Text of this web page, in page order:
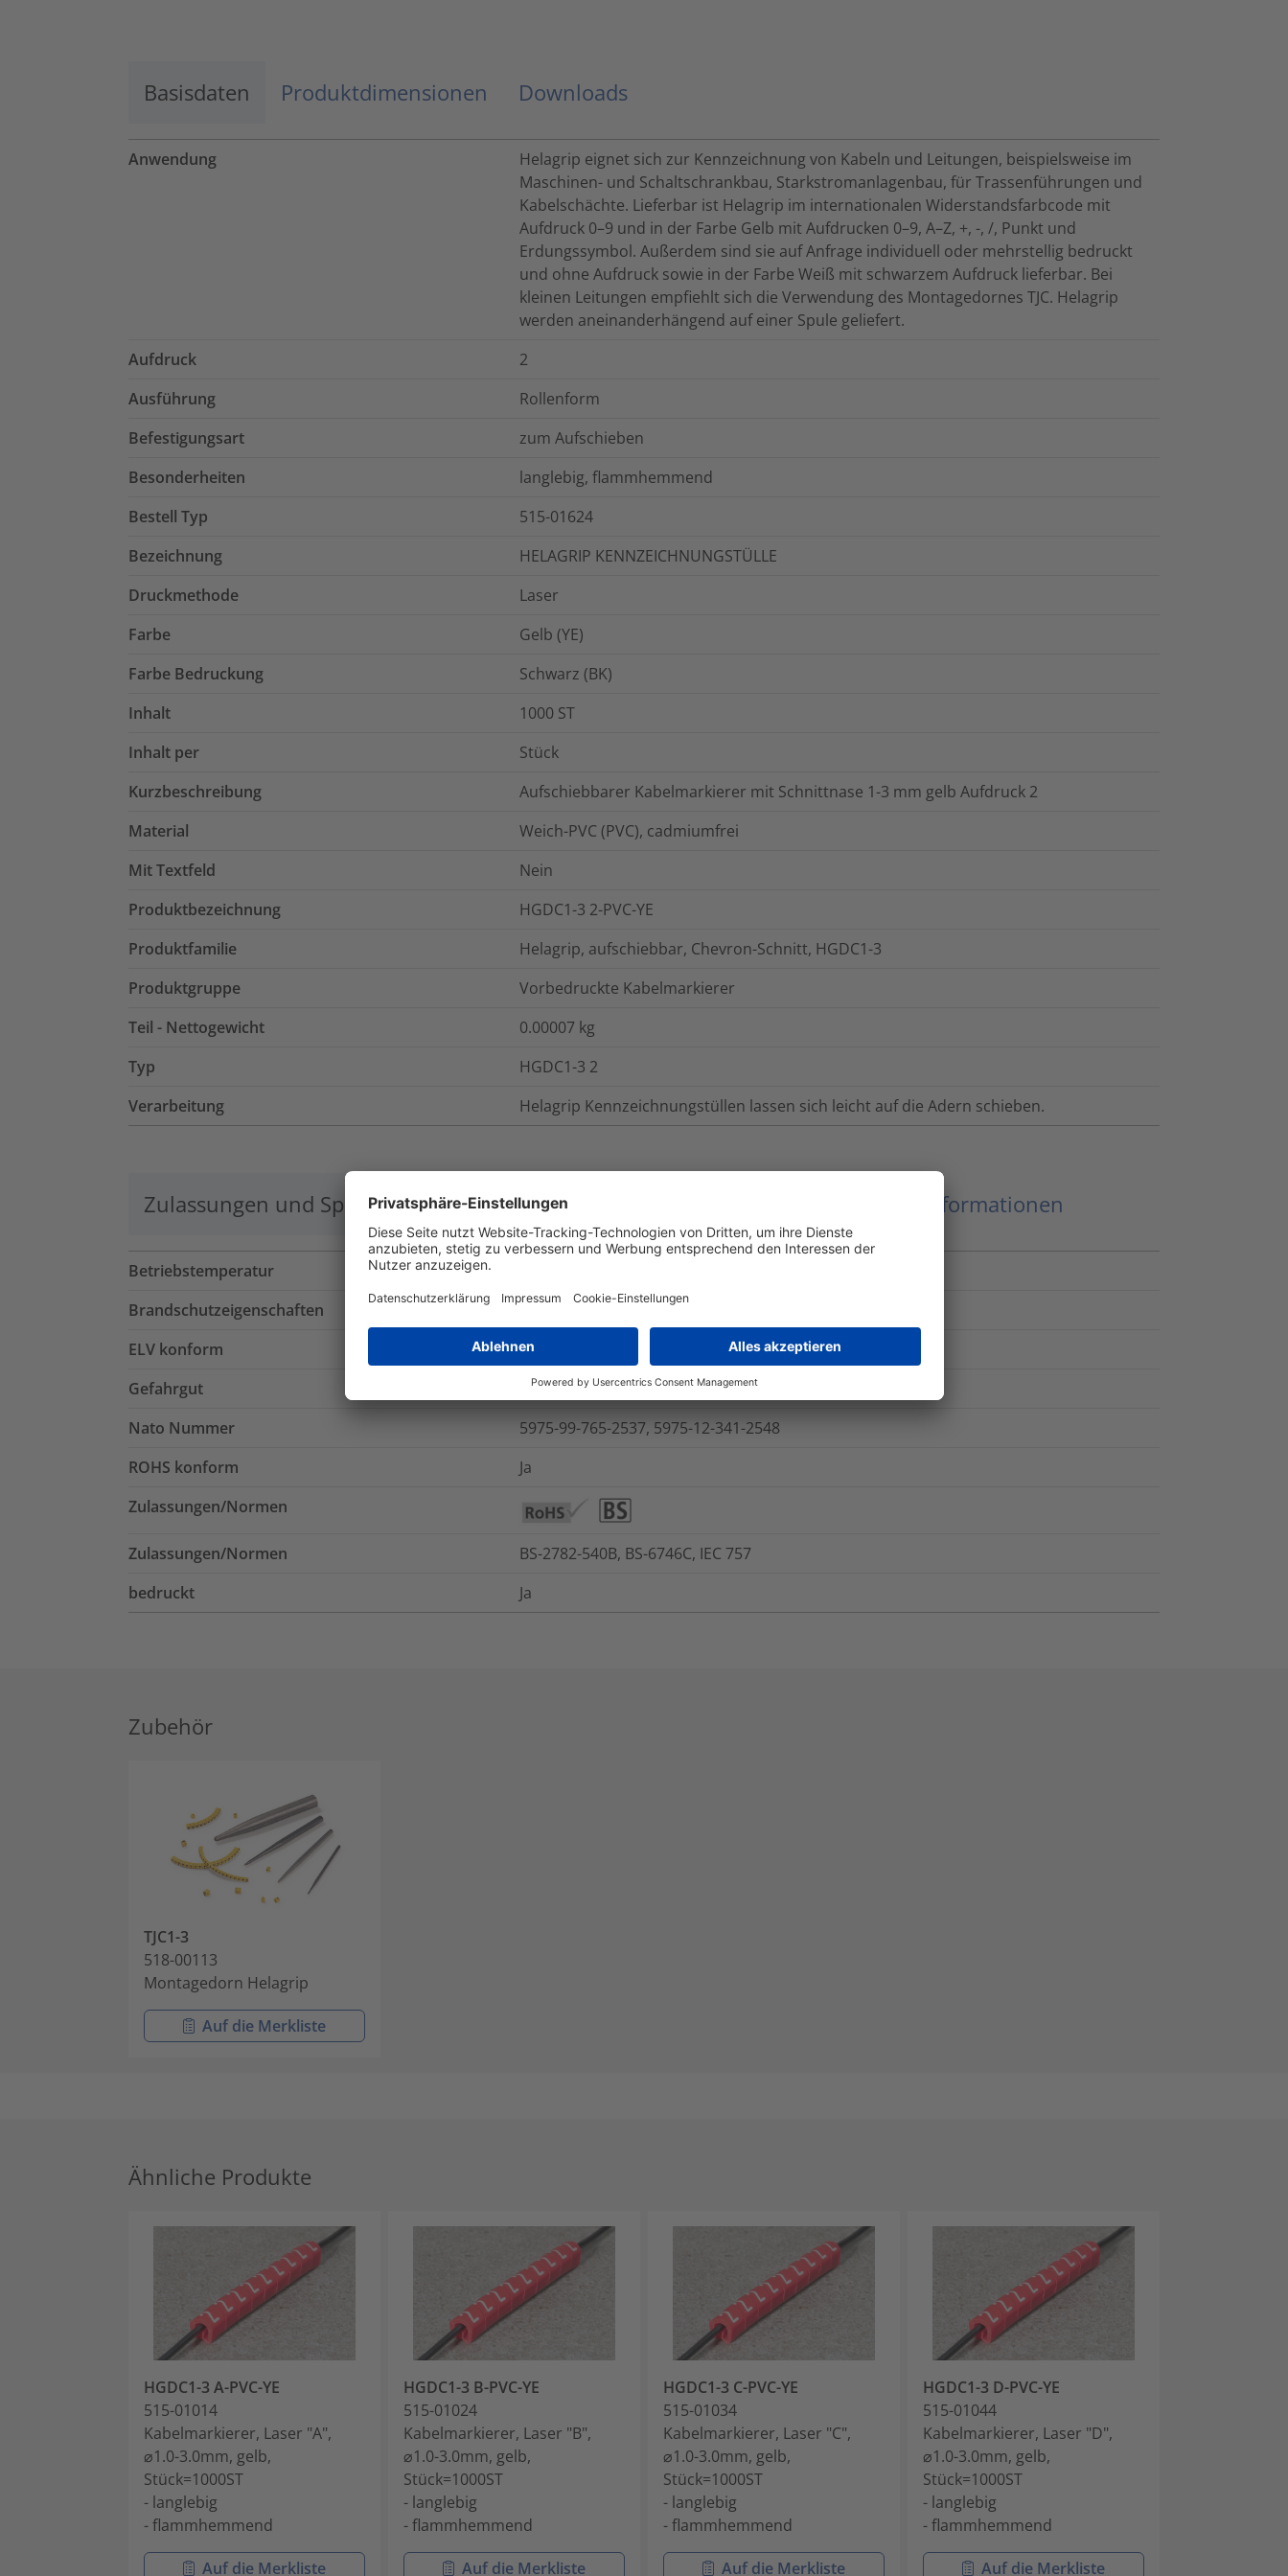
Basisdaten Produktdimensionen Downloads
Anwendung
Helagrip eignet sich zur Kennzeichnung von Kabeln und Leitungen, beispielsweise im
Maschinen- und Schaltschrankbau, Starkstromanlagenbau, für Trassenführungen und
Kabelschächte. Lieferbar ist Helagrip im internationalen Widerstandsfarbcode mit
Aufdruck 0–9 und in der Farbe Gelb mit Aufdrucken 0–9, A–Z, +, -, /, Punkt und
Erdungssymbol. Außerdem sind sie auf Anfrage individuell oder mehrstellig bedruckt
und ohne Aufdruck sowie in der Farbe Weiß mit schwarzem Aufdruck lieferbar. Bei
kleinen Leitungen empfiehlt sich die Verwendung des Montagedornes TJC. Helagrip
werden aneinanderhängend auf einer Spule geliefert.
Aufdruck
2
Ausführung
Rollenform
Befestigungsart
zum Aufschieben
Besonderheiten
langlebig, flammhemmend
Bestell Typ
515-01624
Bezeichnung
HELAGRIP KENNZEICHNUNGSTÜLLE
Druckmethode
Laser
Farbe
Gelb (YE)
Farbe Bedruckung
Schwarz (BK)
Inhalt
1000 ST
Inhalt per
Stück
Kurzbeschreibung
Aufschiebbarer Kabelmarkierer mit Schnittnase 1-3 mm gelb Aufdruck 2
Material
Weich-PVC (PVC), cadmiumfrei
Mit Textfeld
Nein
Produktbezeichnung
HGDC1-3 2-PVC-YE
Produktfamilie
Helagrip, aufschiebbar, Chevron-Schnitt, HGDC1-3
Produktgruppe
Vorbedruckte Kabelmarkierer
Teil - Nettogewicht
0.00007 kg
Typ
HGDC1-3 2
Verarbeitung
Helagrip Kennzeichnungstüllen lassen sich leicht auf die Adern schieben.
Zulassungen und Spezifikationen Logistik und Verpackungsdaten Weitere Informationen
Betriebstemperatur
Brandschutzeigenschaften
ELV konform
Ja
Gefahrgut
Nein
Nato Nummer
5975-99-765-2537, 5975-12-341-2548
ROHS konform
Ja
Zulassungen/Normen
Zulassungen/Normen
BS-2782-540B, BS-6746C, IEC 757
bedruckt
Ja
Zubehör
TJC1-3
518-00113
Montagedorn Helagrip
Auf die Merkliste
Ähnliche Produkte
HGDC1-3 A-PVC-YE
515-01014
Kabelmarkierer, Laser "A",
⌀1.0-3.0mm, gelb,
Stück=1000ST
- langlebig
- flammhemmend
Auf die Merkliste
HGDC1-3 B-PVC-YE
515-01024
Kabelmarkierer, Laser "B",
⌀1.0-3.0mm, gelb,
Stück=1000ST
- langlebig
- flammhemmend
Auf die Merkliste
HGDC1-3 C-PVC-YE
515-01034
Kabelmarkierer, Laser "C",
⌀1.0-3.0mm, gelb,
Stück=1000ST
- langlebig
- flammhemmend
Auf die Merkliste
HGDC1-3 D-PVC-YE
515-01044
Kabelmarkierer, Laser "D",
⌀1.0-3.0mm, gelb,
Stück=1000ST
- langlebig
- flammhemmend
Auf die Merkliste